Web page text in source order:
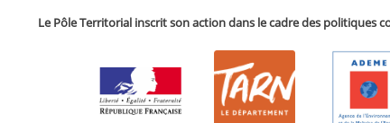
Le Pôle Territorial inscrit son action dans le cadre des politiques